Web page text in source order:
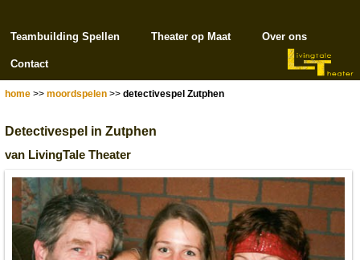
Teambuilding Spellen Theater op Maat Over ons
Contact
home >> moordspelen >> detectivespel Zutphen
Detectivespel in Zutphen
van LivingTale Theater